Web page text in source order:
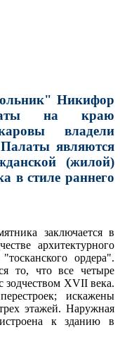
Никифор
на краю
владели
являются
(жилой)
в стиле раннего
заключается в
архитектурного
ордера".
то, что все четыре
зодчеством XVII века.
искажены
этажей. Наружная
к зданию в